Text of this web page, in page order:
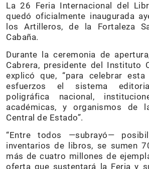
La 26 Feria Internacional del
quedó oficialmente inaugurada
los Artilleros, de la Fortaleza
Cabaña.
Durante la ceremonia de
Cabrera, presidente del Instituto
explicó que, “para celebrar
esfuerzos el sistema
poligráfica nacional,
académicas, y organismos de
Central de Estado”.
“Entre todos —subrayó—
inventarios de libros, se sumen
más de cuatro millones de
oferta que sustentará la Feria y